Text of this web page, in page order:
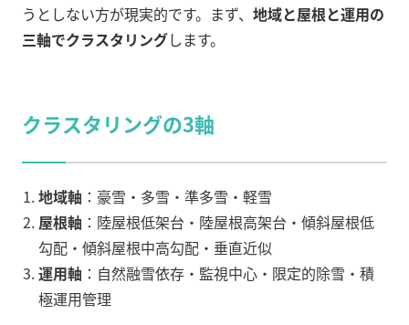
うとしない方が現実的です。まず、 地域と屋根と運用の
三軸でクラスタリングします。
クラスタリングの3軸
地域軸 ：豪雪・多雪・準多雪・軽雪
屋根軸 ：陸屋根低架台・陸屋根高架台・傾斜屋根低
勾配・傾斜屋根中高勾配・垂直近似
運用軸 ：自然融雪依存・監視中心・限定的除雪・積
極運用管理